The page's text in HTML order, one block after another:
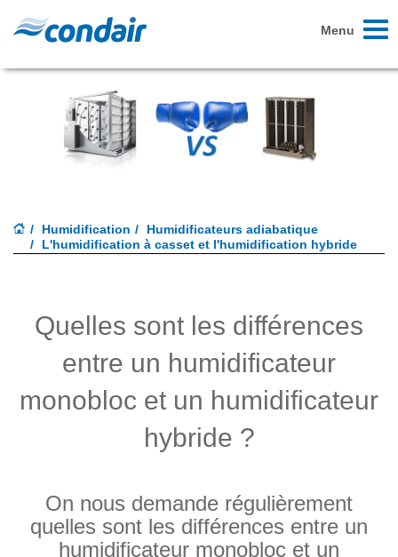
Menu
Humidification
Humidificateurs adiabatique
L'humidification à casset et l'humidification hybride
Quelles sont les différences
entre un humidificateur
monobloc et un humidificateur
hybride ?
On nous demande régulièrement
quelles sont les différences entre un
humidificateur monobloc et un